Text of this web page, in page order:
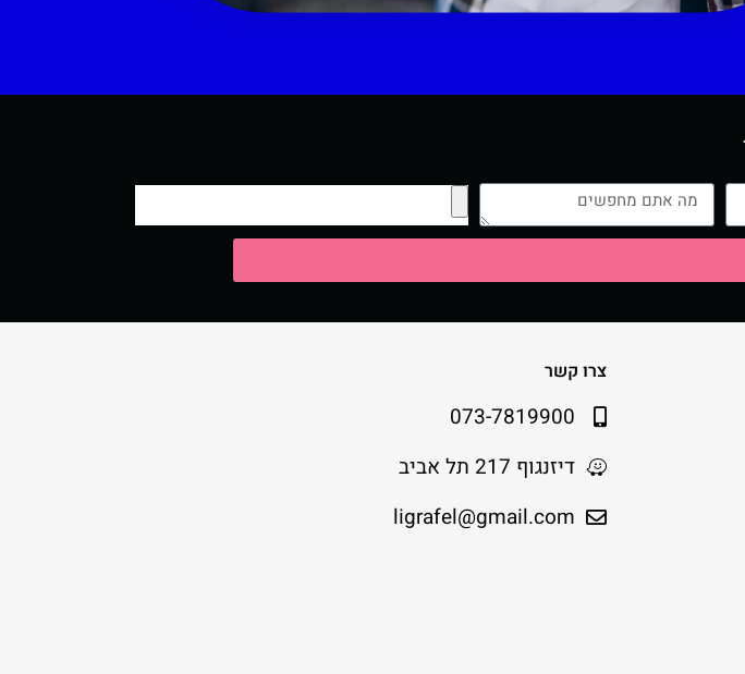
צרו קשר
073-7819900
דיזנגוף 217 תל אביב
ligrafel@gmail.com